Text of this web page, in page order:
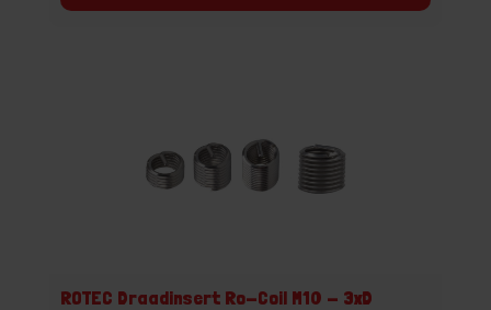
ROTEC Draadinsert Ro-Coil M10 - 3xD